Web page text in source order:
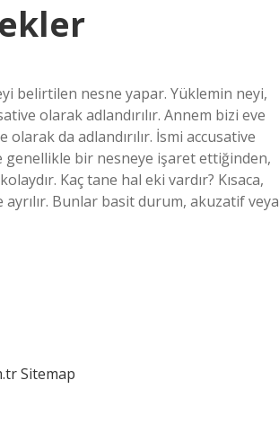
belirtilen nesne yapar. Yüklemin neyi,
olarak adlandırılır. Annem bizi eve
da adlandırılır. İsmi accusative
genellikle bir nesneye işaret ettiğinden,
Kaç tane hal eki vardır? Kısaca,
Bunlar basit durum, akuzatif veya
Sitemap